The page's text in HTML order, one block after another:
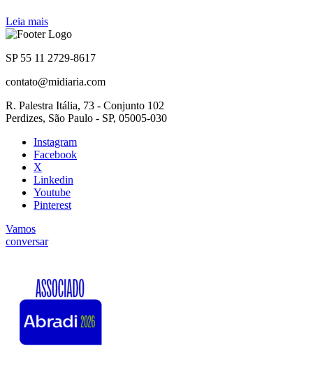
Leia mais
SP 55 11 2729-8617
contato@midiaria.com
R. Palestra Itália, 73 - Conjunto 102
Perdizes, São Paulo - SP, 05005-030
Instagram
Facebook
X
Linkedin
Youtube
Pinterest
Vamos
conversar